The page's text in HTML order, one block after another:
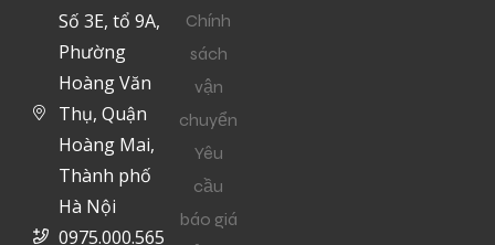
Số 3E, tổ 9A,
Phường
Hoàng Văn
Thụ, Quận
Hoàng Mai,
Thành phố
Hà Nội
0975.000.565
Chính
sách
vận
chuyển
Yêu
cầu
báo giá